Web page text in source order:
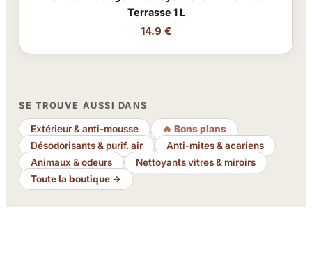
Terrasse 1 L
14.9 €
SE TROUVE AUSSI DANS
Extérieur & anti-mousse
🔥 Bons plans
Désodorisants & purif. air
Anti-mites & acariens
Animaux & odeurs
Nettoyants vitres & miroirs
Toute la boutique →